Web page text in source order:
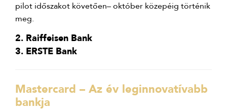
pilot időszakot követően– október közepéig történik
meg.
2. Raiffeisen Bank
3. ERSTE Bank
Mastercard – Az év leginnovatívabb
bankja